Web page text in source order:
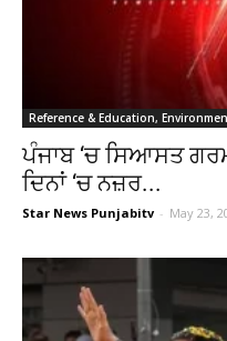
Reference & Education,
ਪੰਜਾਬ ‘ਚ ਸਿਆਸਤ
ਦਿਨਾਂ ‘ਚ ਨਜ਼ਰ...
Star News Punjabitv - May 23,